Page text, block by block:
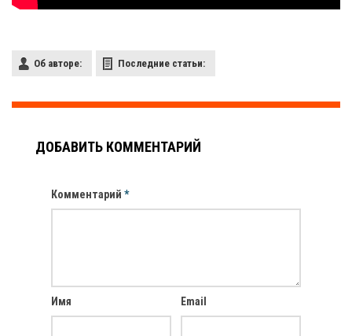
Об авторе: Последние статьи:
ДОБАВИТЬ КОММЕНТАРИЙ
Комментарий *
Имя Email